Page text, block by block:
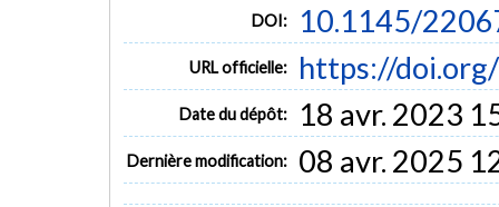
DOI: 10.1145/
URL officielle: https://
Date du dépôt: 18 avr. 2023
Dernière modification: 08 avr. 2025